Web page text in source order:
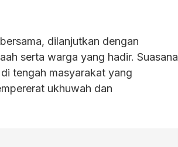
dilanjutkan dengan
serta warga yang hadir. Suasana
tengah masyarakat yang
ukhuwah dan